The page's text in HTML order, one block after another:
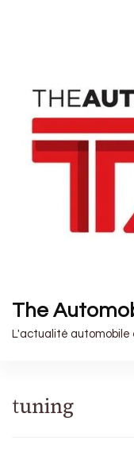
The
L'actualité automobile
tuning